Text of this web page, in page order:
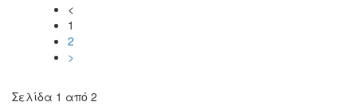
<
1
2
>
Σελίδα 1 από 2